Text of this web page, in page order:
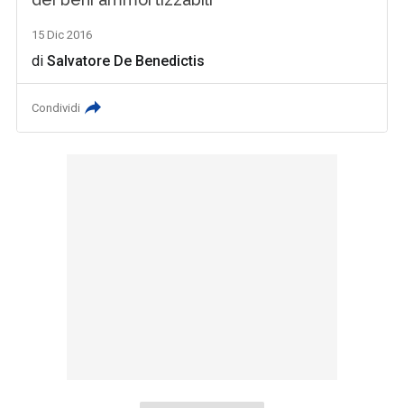
15 Dic 2016
diSalvatore De Benedictis
Condividi